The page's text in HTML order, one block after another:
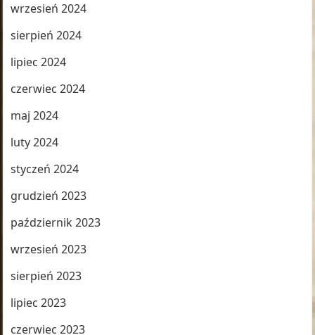
wrzesień 2024
sierpień 2024
lipiec 2024
czerwiec 2024
maj 2024
luty 2024
styczeń 2024
grudzień 2023
październik 2023
wrzesień 2023
sierpień 2023
lipiec 2023
czerwiec 2023